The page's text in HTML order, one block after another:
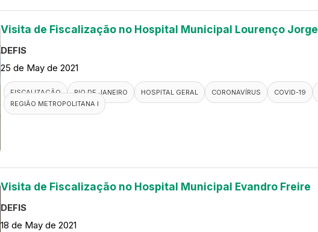
Visita de Fiscalização no Hospital Municipal Lourenço Jorge
DEFIS
25 de May de 2021
FISCALIZAÇÃO RIO DE JANEIRO HOSPITAL GERAL CORONAVÍRUS COVID-19
REGIÃO METROPOLITANA I
Visita de Fiscalização no Hospital Municipal Evandro Freire
DEFIS
18 de May de 2021